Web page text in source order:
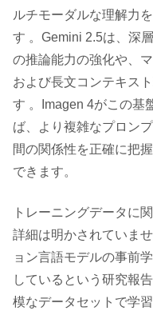
ルチモーダルな理解力
す 。Gemini 2.5は、深
の推論能力の強化や、
および長文コンテキス
す 。Imagen 4がこの基
ば、より複雑なプロン
間の関係性を正確に把
できます。
トレーニングデータに
詳細は明かされていま
ョン言語モデルの事前
しているという研究報
模なデータセットで学